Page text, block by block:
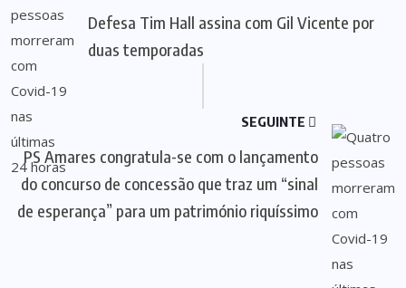
Defesa Tim Hall assina com Gil Vicente por
duas temporadas
SEGUINTE
PS Amares congratula-se com o lançamento
do concurso de concessão que traz um “sinal
de esperança” para um património riquíssimo